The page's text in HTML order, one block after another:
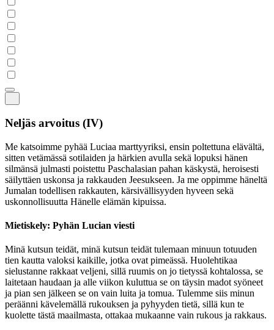
Neljäs arvoitus (IV)
Me katsoimme pyhää Luciaa marttyyriksi, ensin poltettuna elävältä,
sitten vetämässä sotilaiden ja härkien avulla sekä lopuksi hänen
silmänsä julmasti poistettu Paschalasian pahan käskystä, heroisesti
säilyttäen uskonsa ja rakkauden Jeesukseen. Ja me oppimme häneltä
Jumalan todellisen rakkauten, kärsivällisyyden hyveen sekä
uskonnollisuutta Hänelle elämän kipuissa.
Mietiskely: Pyhän Lucian viesti
Minä kutsun teidät, minä kutsun teidät tulemaan minuun totuuden
tien kautta valoksi kaikille, jotka ovat pimeässä. Huolehtikaa
sielustanne rakkaat veljeni, sillä ruumis on jo tietyssä kohtalossa, se
laitetaan haudaan ja alle viikon kuluttua se on täysin madot syöneet
ja pian sen jälkeen se on vain luita ja tomua. Tulemme siis minun
peräänni kävelemällä rukouksen ja pyhyyden tietä, sillä kun te
kuolette tästä maailmasta, ottakaa mukaanne vain rukous ja rakkaus.